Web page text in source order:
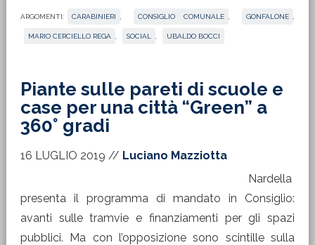
ARGOMENTI: CARABINIERI CONSIGLIO COMUNALE GONFALONE
MARIO CERCIELLO REGA SOCIAL UBALDO BOCCI
Piante sulle pareti di scuole e
case per una città “Green” a
360° gradi
16 LUGLIO 2019 // Luciano Mazziotta
Nardella
presenta il programma di mandato in Consiglio:
avanti sulle tramvie e finanziamenti per gli spazi
pubblici. Ma con l’opposizione sono scintille sulla